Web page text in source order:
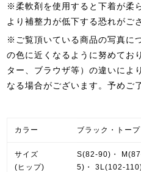
※柔軟剤を使用すると下着が柔
より補整力が低下する恐れがご
※ご覧頂いている商品の写真に
の色に近くなるように努めてお
ター、ブラウザ等）の違いによ
なる場合がございます。予めご
カラー ブラック・トープ
サイズ
(ヒップ)
S(82-90)・
5)・ 3L(102-